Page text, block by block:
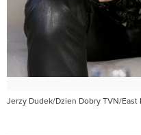
Jerzy Dudek/Dzien Dobry TVN/East